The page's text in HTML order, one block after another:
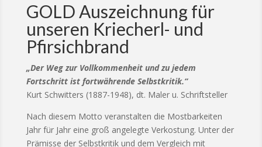
GOLD Auszeichnung für
unseren Kriecherl- und
Pfirsichbrand
„Der Weg zur Vollkommenheit und zu jedem
Fortschritt ist fortwährende Selbstkritik.“
Kurt Schwitters (1887-1948), dt. Maler u. Schriftsteller
Nach diesem Motto veranstalten die Mostbarkeiten
Jahr für Jahr eine groß angelegte Verkostung. Unter der
Prämisse der Selbstkritik und dem Vergleich mit